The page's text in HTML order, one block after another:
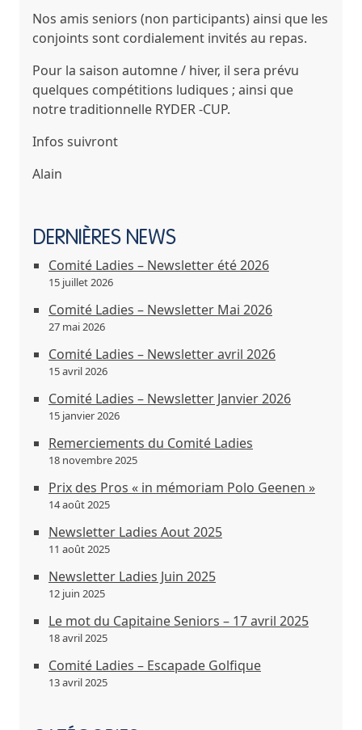
Nos amis seniors (non participants) ainsi que les
conjoints sont cordialement invités au repas.
Pour la saison automne / hiver, il sera prévu
quelques compétitions ludiques ; ainsi que
notre traditionnelle RYDER -CUP.
Infos suivront
Alain
DERNIÈRES NEWS
Comité Ladies – Newsletter été 2026
15 juillet 2026
Comité Ladies – Newsletter Mai 2026
27 mai 2026
Comité Ladies – Newsletter avril 2026
15 avril 2026
Comité Ladies – Newsletter Janvier 2026
15 janvier 2026
Remerciements du Comité Ladies
18 novembre 2025
Prix des Pros « in mémoriam Polo Geenen »
14 août 2025
Newsletter Ladies Aout 2025
11 août 2025
Newsletter Ladies Juin 2025
12 juin 2025
Le mot du Capitaine Seniors – 17 avril 2025
18 avril 2025
Comité Ladies – Escapade Golfique
13 avril 2025